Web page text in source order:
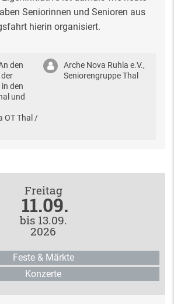
Seniorinnen und Senioren aus
hierin organisiert.
den
den
und
OT Thal /
Arche Nova Ruhla e.V.,
Seniorengruppe Thal
Freitag
11.09.
bis 13.09.
2026
Feste & Märkte
Konzerte